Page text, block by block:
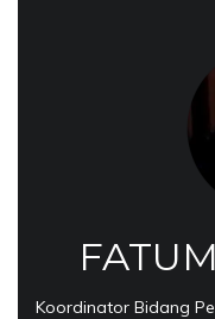
Koordinator Bidang